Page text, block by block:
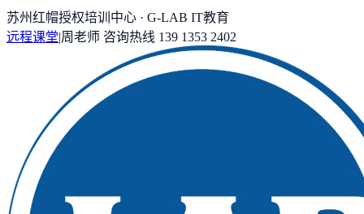
苏州红帽授权培训中心 · G-LAB IT教育
远程课堂|周老师 咨询热线 139 1353 2402